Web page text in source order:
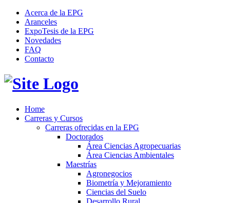
Acerca de la EPG
Aranceles
ExpoTesis de la EPG
Novedades
FAQ
Contacto
Home
Carreras y Cursos
Carreras ofrecidas en la EPG
Doctorados
Área Ciencias Agropecuarias
Área Ciencias Ambientales
Maestrías
Agronegocios
Biometría y Mejoramiento
Ciencias del Suelo
Desarrollo Rural